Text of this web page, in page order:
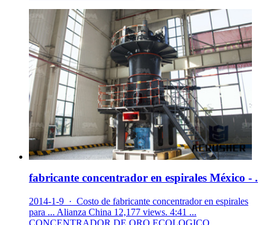
fabricante concentrador en espirales México - .
2014-1-9 · Costo de fabricante concentrador en espirales
para ... Alianza China 12,177 views. 4:41 ...
CONCENTRADOR DE ORO ECOLOGICO